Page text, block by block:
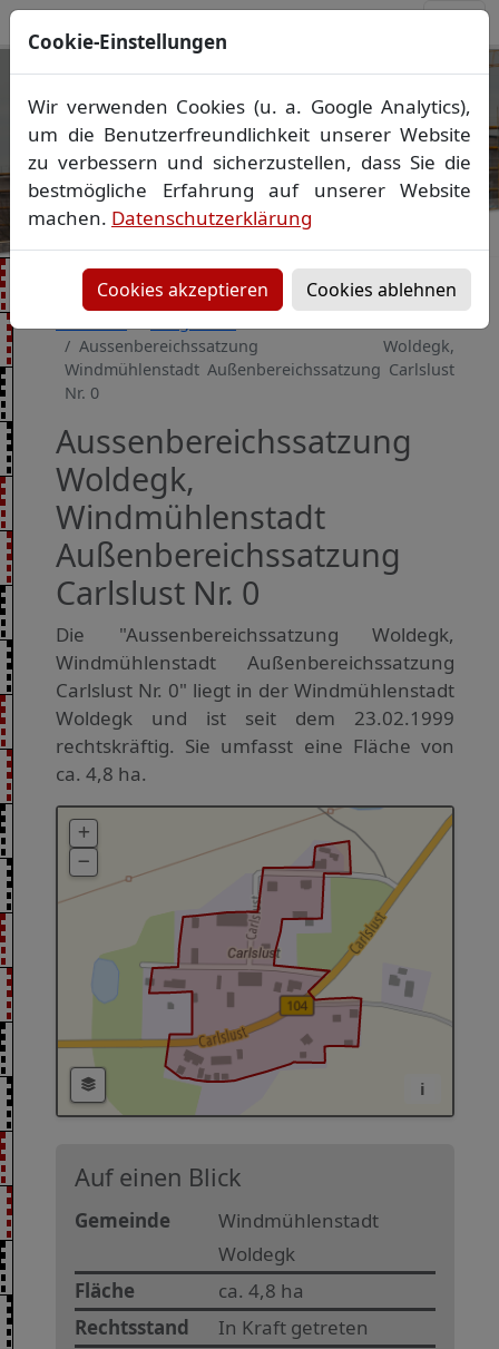
Ihr Vermessungsbüro in
Mecklenburg-Vorpommern
Wir vermessen Ihr Grundstück
Lageplan Absteckung▪Bauvermessung ▪
Gebäudeeinmessung
Grenzfeststellung▪Amtliche Auskünfte und
Vorheriges Bild
Aussenbereichssatzung Woldegk,
Windmühlenstadt Außenbereichssatzung Carlslust
Nr. 0
Aussenbereichssatzung
Woldegk,
Windmühlenstadt
Außenbereichssatzung
Carlslust Nr. 0
Die "Aussenbereichssatzung Woldegk,
Windmühlenstadt Außenbereichssatzung
Carlslust Nr. 0" liegt in der Windmühlenstadt
Woldegk und ist seit dem 23.02.1999
rechtskräftig. Sie umfasst eine Fläche von
ca. 4,8 ha.
i
Auf einen Blick
Gemeinde
Windmühlenstadt
Woldegk
Fläche
ca. 4,8 ha
Rechtsstand
In Kraft getreten
Cookie-Einstellungen
Wir verwenden Cookies (u. a. Google Analytics),
um die Benutzerfreundlichkeit unserer Website
zu verbessern und sicherzustellen, dass Sie die
bestmögliche Erfahrung auf unserer Website
machen. Datenschutzerklärung
Cookies akzeptieren Cookies ablehnen